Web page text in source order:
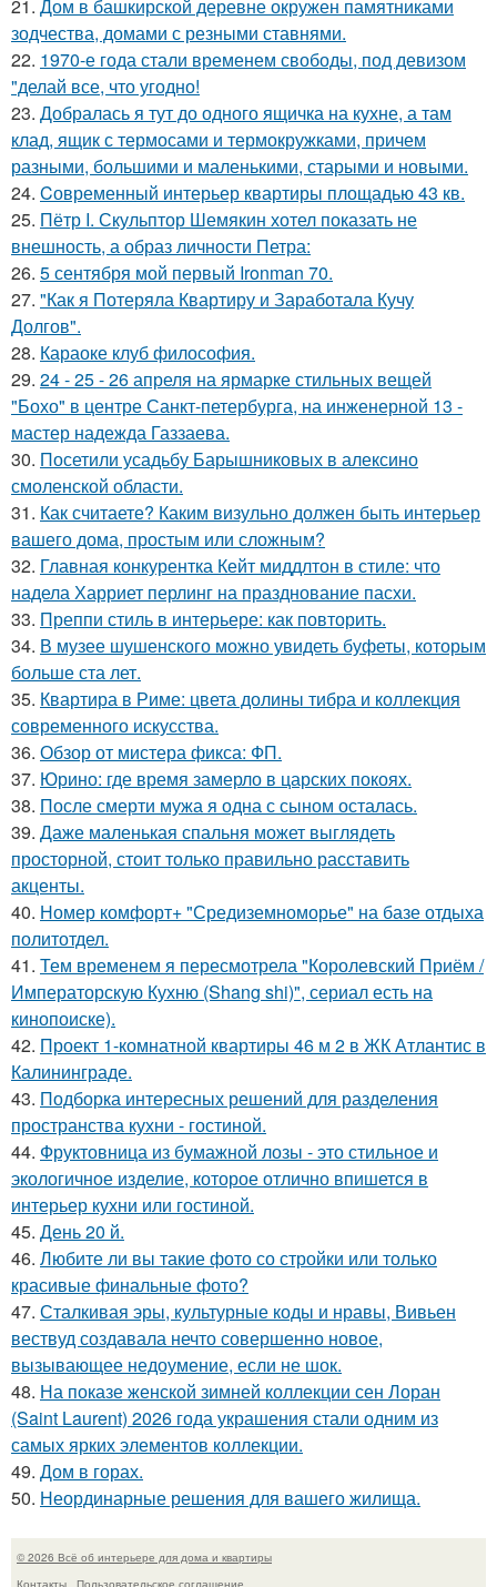
21. Дом в башкирской деревне окружен памятниками
зодчества, домами с резными ставнями.
22. 1970-е года стали временем свободы, под девизом
"делай все, что угодно!
23. Добралась я тут до одного ящичка на кухне, а там
клад, ящик с термосами и термокружками, причем
разными, большими и маленькими, старыми и новыми.
24. Cовременный интерьер квартиры площадью 43 кв.
25. Пётр I. Скульптор Шемякин хотел показать не
внешность, а образ личности Петра:
26. 5 сентября мой первый Ironman 70.
27. "Как я Потеряла Квартиру и Заработала Кучу
Долгов".
28. Караоке клуб философия.
29. 24 - 25 - 26 апреля на ярмарке стильных вещей
"Бохо" в центре Санкт-петербурга, на инженерной 13 -
мастер надежда Газзаева.
30. Посетили усадьбу Барышниковых в алексино
смоленской области.
31. Как считаете? Каким визульно должен быть интерьер
вашего дома, простым или сложным?
32. Главная конкурентка Кейт миддлтон в стиле: что
надела Харриет перлинг на празднование пасхи.
33. Преппи стиль в интерьере: как повторить.
34. В музее шушенского можно увидеть буфеты, которым
больше ста лет.
35. Квартира в Риме: цвета долины тибра и коллекция
современного искусства.
36. Обзор от мистера фикса: ФП.
37. Юрино: где время замерло в царских покоях.
38. После смерти мужа я одна с сыном осталась.
39. Даже маленькая спальня может выглядеть
просторной, стоит только правильно расставить
акценты.
40. Номер комфорт+ "Средиземноморье" на базе отдыха
политотдел.
41. Тем временем я пересмотрела "Королевский Приём /
Императорскую Кухню (Shang shi)", сериал есть на
кинопоиске).
42. Проект 1-комнатной квартиры 46 м 2 в ЖК Атлантис в
Калининграде.
43. Подборка интересных решений для разделения
пространства кухни - гостиной.
44. Фруктовница из бумажной лозы - это стильное и
экологичное изделие, которое отлично впишется в
интерьер кухни или гостиной.
45. День 20 й.
46. Любите ли вы такие фото со стройки или только
красивые финальные фото?
47. Сталкивая эры, культурные коды и нравы, Вивьен
вествуд создавала нечто совершенно новое,
вызывающее недоумение, если не шок.
48. На показе женской зимней коллекции сен Лоран
(Saint Laurent) 2026 года украшения стали одним из
самых ярких элементов коллекции.
49. Дом в горах.
50. Неординарные решения для вашего жилища.
© 2026 Всё об интерьере для дома и квартиры